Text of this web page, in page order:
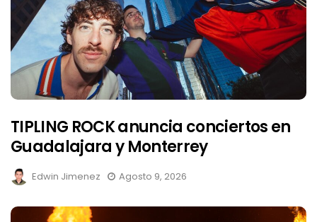
TIPLING ROCK anuncia conciertos en
Guadalajara y Monterrey
Edwin Jimenez Agosto 9, 2026